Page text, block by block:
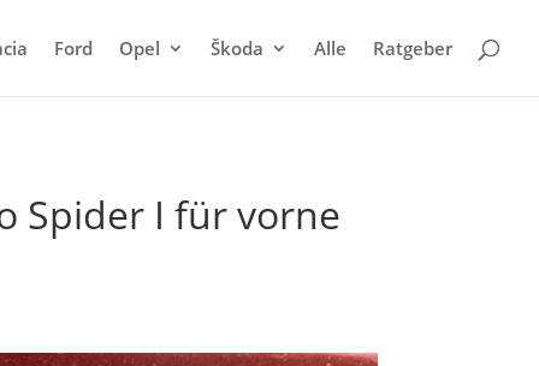
Ford Opel Škoda Alle Ratgeber
Spider I für vorne